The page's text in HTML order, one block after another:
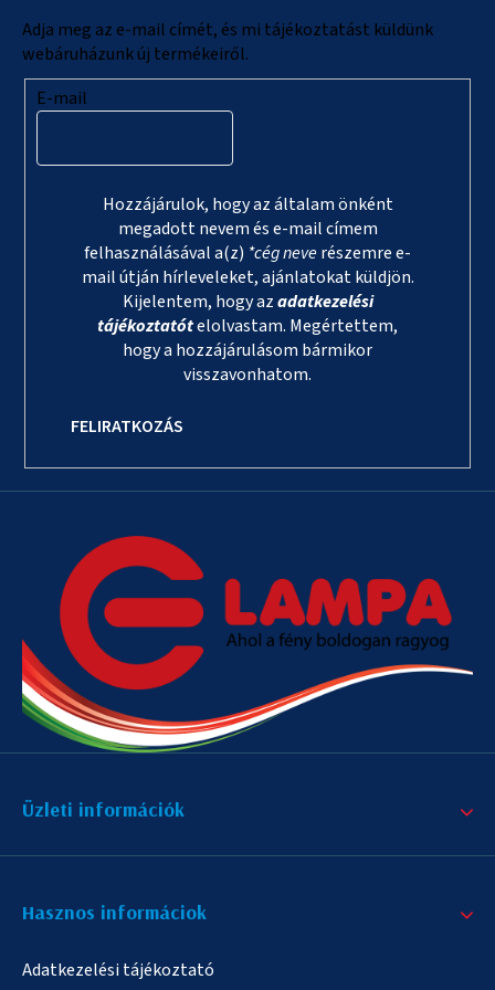
Adja meg az e-mail címét, és mi tájékoztatást küldünk
webáruházunk új termékeiről.
E-mail
Hozzájárulok, hogy az általam önként
megadott nevem és e-mail címem
felhasználásával a(z) *cég neverészemre e-
mail útján hírleveleket, ajánlatokat küldjön.
Kijelentem, hogy azadatkezelési
tájékoztatótelolvastam. Megértettem,
hogy a hozzájárulásom bármikor
visszavonhatom.
FELIRATKOZÁS
Üzleti információk
Hasznos informáciok
Adatkezelési tájékoztató